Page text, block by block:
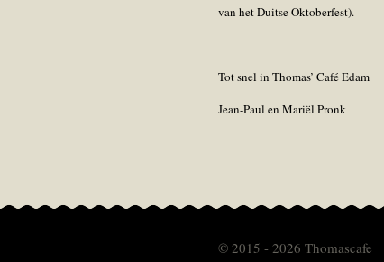
van het Duitse Oktoberfest).
Tot snel in Thomas’ Café Edam
Jean-Paul en Mariël Pronk
© 2015 - 2026 Thomascafe